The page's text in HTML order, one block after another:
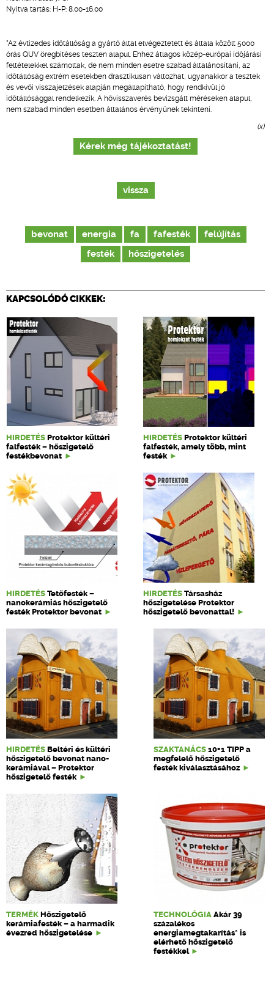
Nyitva tartás: H-P: 8.00-16.00
*Az évtizedes időtállóság a gyártó által elvégeztetett és általa közölt 5000
órás QUV öregbítéses teszten alapul. Ehhez átlagos közép-európai időjárási
feltételekkel számoltak, de nem minden esetre szabad általánosítani, az
időtállóság extrém esetekben drasztikusan változhat, ugyanakkor a tesztek
és vevői visszajelzések alapján megállapítható, hogy rendkívül jó
időtállósággal rendelkezik. A hővisszaverés bevizsgált méréseken alapul,
nem szabad minden esetben általános érvényűnek tekinteni.
(x)
Kérek még tájékoztatást!
vissza
bevonat energia fa fafesték
felújítás
festék
hőszigetelés
KAPCSOLÓDÓ CIKKEK:
HIRDETÉS Protektor kültéri
falfesték – hőszigetelő
festékbevonat
HIRDETÉS Protektor kültéri
falfesték, amely több, mint
festék
HIRDETÉS Tetőfesték –
nanokerámiás hőszigetelő
festék Protektor bevonat
HIRDETÉS Társasház
hőszigetelése Protektor
hőszigetelő bevonattal!
HIRDETÉS Beltéri és kültéri
hőszigetelő bevonat nano-
kerámiával – Protektor
hőszigetelő festék
SZAKTANÁCS 10+1 TIPP a
megfelelő hőszigetelő
festék kiválasztásához
TERMÉK Hőszigetelő
kerámiafesték – a harmadik
évezred hőszigetelése
TECHNOLÓGIA Akár 39
százalékos
energiamegtakarítás* is
elérhető hőszigetelő
festékkel